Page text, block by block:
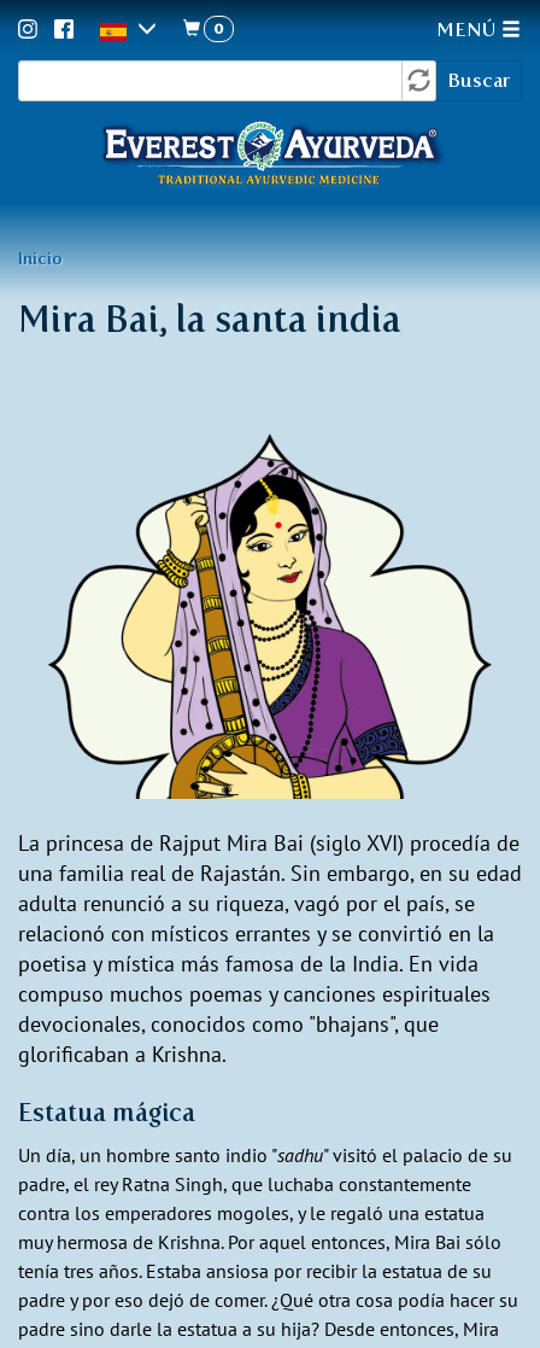
de
búsqueda
Buscar
0 MENÚ
Usted
está
aquí
Inicio
Mira Bai, la santa india
La princesa de Rajput Mira Bai (siglo XVI) procedía de
una familia real de Rajastán. Sin embargo, en su edad
adulta renunció a su riqueza, vagó por el país, se
relacionó con místicos errantes y se convirtió en la
poetisa y mística más famosa de la India. En vida
compuso muchos poemas y canciones espirituales
devocionales, conocidos como "bhajans", que
glorificaban a Krishna.
Estatua mágica
Un día, un hombre santo indio "sadhu" visitó el palacio de su
padre, el rey Ratna Singh, que luchaba constantemente
contra los emperadores mogoles, y le regaló una estatua
muy hermosa de Krishna. Por aquel entonces, Mira Bai sólo
tenía tres años. Estaba ansiosa por recibir la estatua de su
padre y por eso dejó de comer. ¿Qué otra cosa podía hacer su
padre sino darle la estatua a su hija? Desde entonces, Mira